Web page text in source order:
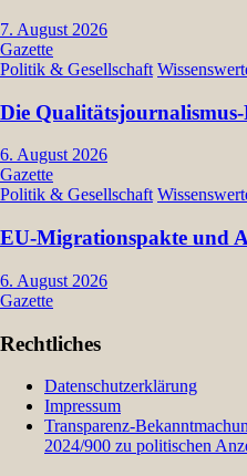
7. August 2026
Gazette
Politik & Gesellschaft
Die
6. August 2026
Gazette
Politik & Gesellschaft
EU-Migrationspakte und
6. August 2026
Gazette
Rechtliches
Datenschutzerklärung
Impressum
Transparenz-
2024/900 zu politischen